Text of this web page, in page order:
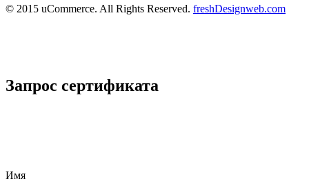
© 2015 uCommerce. All Rights Reserved. freshDesignweb.com
Запрос сертификата
Имя